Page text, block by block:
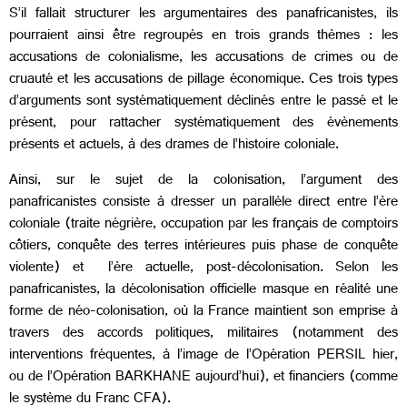
S’il fallait structurer les argumentaires des panafricanistes, ils
pourraient ainsi être regroupés en trois grands thèmes : les
accusations de colonialisme, les accusations de crimes ou de
cruauté et les accusations de pillage économique. Ces trois types
d’arguments sont systématiquement déclinés entre le passé et le
présent, pour rattacher systématiquement des évènements
présents et actuels, à des drames de l’histoire coloniale.
Ainsi, sur le sujet de la colonisation, l’argument des
panafricanistes consiste à dresser un parallèle direct entre l’ère
coloniale (traite négrière, occupation par les français de comptoirs
côtiers, conquête des terres intérieures puis phase de conquête
violente) et l’ère actuelle, post-décolonisation. Selon les
panafricanistes, la décolonisation officielle masque en réalité une
forme de néo-colonisation, où la France maintient son emprise à
travers des accords politiques, militaires (notamment des
interventions fréquentes, à l’image de l’Opération PERSIL hier,
ou de l’Opération BARKHANE aujourd’hui), et financiers (comme
le système du Franc CFA).